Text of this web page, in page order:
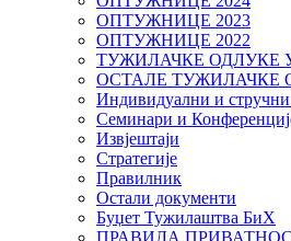
ОПТУЖНИЦЕ 2023
ОПТУЖНИЦЕ 2022
ТУЖИЛАЧКЕ ОДЛУКЕ
ОСТАЛЕ ТУЖИЛАЧКЕ
Индивидуални и стручни
Семинари и
Извјештаји
Стратегије
Правилник
Остали документи
Буџет Тужилаштва БиХ